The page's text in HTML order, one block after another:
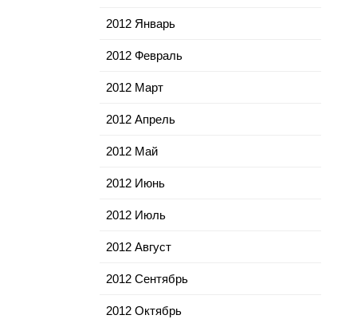
2012 Январь
2012 Февраль
2012 Март
2012 Апрель
2012 Май
2012 Июнь
2012 Июль
2012 Август
2012 Сентябрь
2012 Октябрь